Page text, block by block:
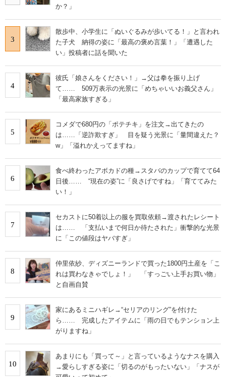
か？」
3
散歩中、小学生に「ぬいぐるみが歩いてる！」と言われ
た子犬 納得の姿に「最高の褒め言葉！」「遭遇した
い」投稿者に話を聞いた
4
彼氏「娘さんをください！」→父は拳を振り上げ
て…… 509万表示の光景に「めちゃいいお義父さん」
「最高家族すぎる」
5
コメダで680円の「ポテチキ」を注文→出てきたの
は……「逆詐欺すぎ」 目を疑う光景に「量間違えた？
w」「溢れかえってますね」
6
食べ終わったアボカドの種→スタバのカップで育てて64
日後…… “現在の姿”に「良さげですね」「育ててみた
い！」
7
セカストに50着以上の服を買取依頼→渡されたレシート
は…… 「支払いまで何日か待たされた」衝撃的な光景
に「この値段はヤバすぎ」
8
仲里依紗、ディズニーランドで買った1800円土産を「こ
れは買わなきゃでしょ！」 「すっごい上手お買い物」
と自画自賛
9
家にあるミニハギレ→“セリアのリング”を付けた
ら…… 完成したアイテムに「雨の日でもテンション上
がりますね」
10
あまりにも「買って～」と言っているようなナスを購入
→愛らしすぎる姿に「切るのがもったいない」「ナスが